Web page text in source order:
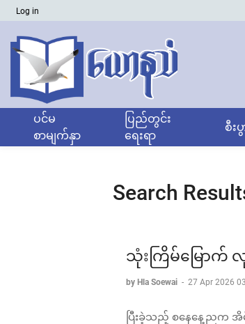
Log in
ပင်မ
စာမျက်နှာ
ပြည်တွင်း
ရေးရာ
စီး
Search
သုံးကြိမ်မြောက်
by Hla Soewai - 27 Apr 2026
ပြီးခဲ့သည့် စနေနေ့ညက